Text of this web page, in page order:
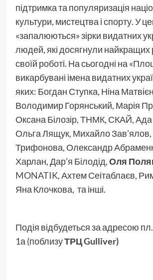
підтримка та популяризація
культури, мистецтва і спорту. У
«запалюються» зірки видатних
людей, які досягнули найкращих
своїй роботі. На сьогодні на
викарбувані імена видатних
яких: Богдан Ступка, Ніна
Володимир Горянський, Марія
Оксана Білозір, ТНМК, СКАЙ, Ада
Ольга Лящук, Михайло Зав’ялов,
Трифонова, Олександр
Харлан, Дар’я Білодід,Оля
MONATIK, Ахтем Сеітаблаєв,
Яна Клочкова, та інші.
Подія відбудеться за адресою
1а (поблизуТРЦ Gulliver)